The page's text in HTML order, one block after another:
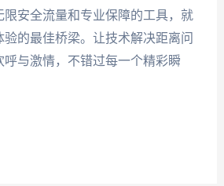
限安全流量和专业保障的工具，就
的最佳桥梁。让技术解决距离问
与激情，不错过每一个精彩瞬